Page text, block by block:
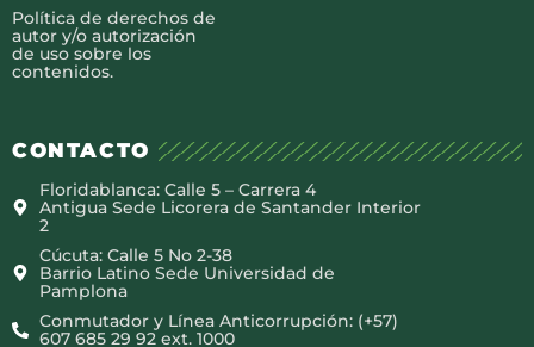
Política de derechos de
autor y/o autorización
de uso sobre los
contenidos.
CONTACTO
Floridablanca: Calle 5 – Carrera 4
Antigua Sede Licorera de Santander Interior
2
Cúcuta: Calle 5 No 2-38
Barrio Latino Sede Universidad de
Pamplona
Conmutador y Línea Anticorrupción: (+57)
607 685 29 92 ext. 1000